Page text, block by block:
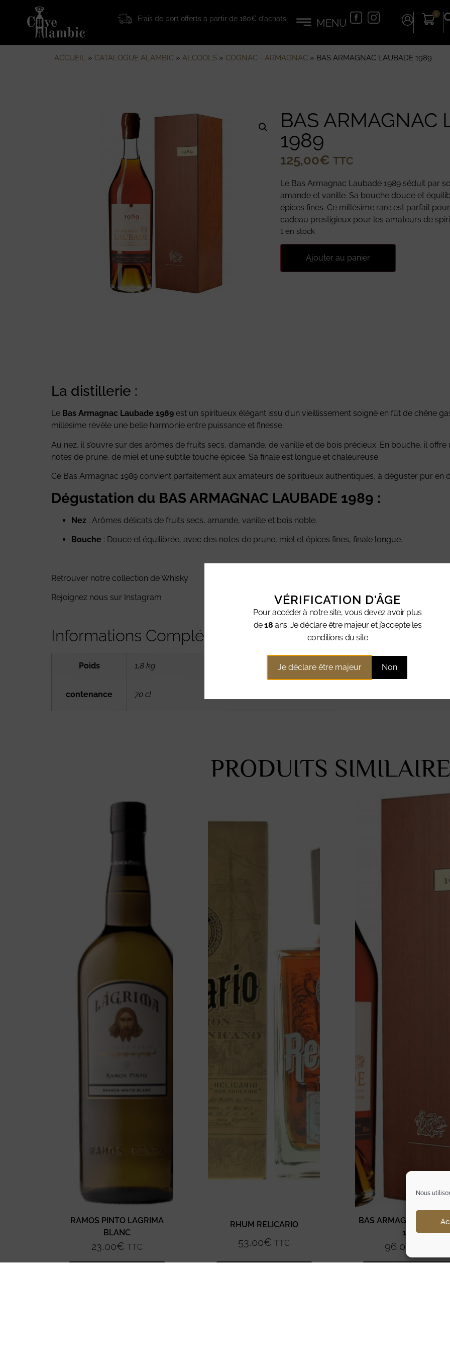
Nous
Frais de port offerts à partir de 180€ d’achats
0
ACCUEIL» CATALOGUE ALAMBIC» ALCOOLS» COGNAC - ARMAGNAC» BAS ARMAGNAC LAUBADE 1989
BAS ARMAGNAC
1989
125,00€ TTC
Le Bas Armagnac Laubade 1989 séduit par
amande et vanille. Sa bouche douce et
épices fines. Ce millésime rare est parfait
cadeau prestigieux pour les amateurs de
1 en stock
Ajouter au panier
La distillerie :
Le Bas Armagnac Laubade 1989 est un spiritueux élégant issu d’un vieillissement soigné en fût de chêne
millésime révèle une belle harmonie entre puissance et finesse.
Au nez, il s’ouvre sur des arômes de fruits secs, d’amande, de vanille et de bois précieux. En bouche, il
notes de prune, de miel et une subtile touche épicée. Sa finale est longue et chaleureuse.
Ce Bas Armagnac 1989 convient parfaitement aux amateurs de spiritueux authentiques, à déguster pur en
Dégustation du BAS ARMAGNAC LAUBADE 1989 :
Nez : Arômes délicats de fruits secs, amande, vanille et bois noble.
Bouche : Douce et équilibrée, avec des notes de prune, miel et épices fines, finale longue.
Retrouver notre collection de Whisky
Rejoignez nous sur Instagram
Informations Complémentaires
Poids 1,8 kg
contenance 70 cl
PRODUITS
RAMOS PINTO LAGRIMA
BLANC
23,00€ TTC
RHUM RELICARIO
53,00€ TTC
BAS ARMAGNAC
1999
96,00
VÉRIFICATION D'ÂGE
Pour accéder à notre site, vous devez avoir plus
de18 ans. Je déclare être majeur et j’accepte les
conditions du site
Je déclare être majeur Non